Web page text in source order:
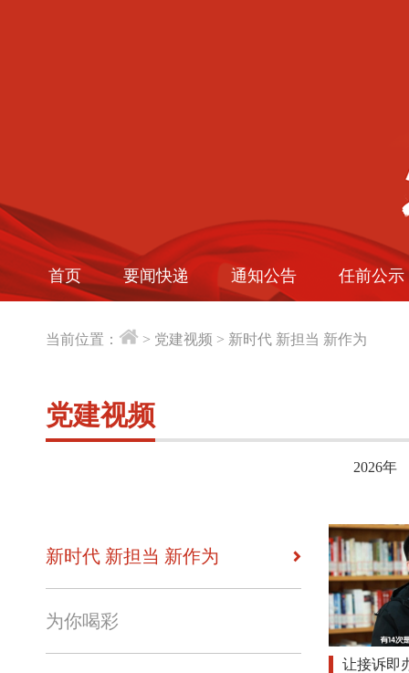
首页 要闻快递 通知公告 任前公示
当前位置： > 党建视频 > 新时代 新担当 新作为
党建视频
2026年
新时代 新担当 新作为
为你喝彩
让接诉即